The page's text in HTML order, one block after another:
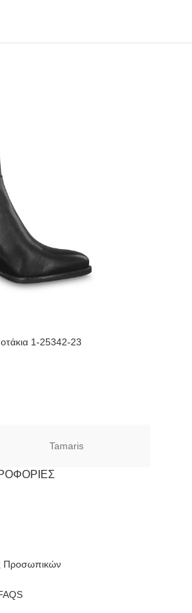
1-25342-23
Tamaris
Προσωπικών